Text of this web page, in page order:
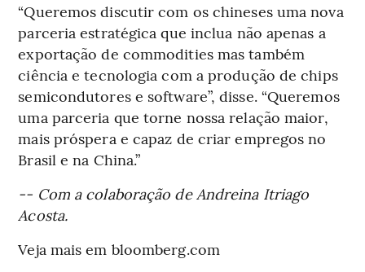
“Queremos discutir com os chineses uma nova
parceria estratégica que inclua não apenas a
exportação de commodities mas também
ciência e tecnologia com a produção de chips
semicondutores e software”, disse. “Queremos
uma parceria que torne nossa relação maior,
mais próspera e capaz de criar empregos no
Brasil e na China.”
-- Com a colaboração de Andreina Itriago
Acosta.
Veja mais em bloomberg.com